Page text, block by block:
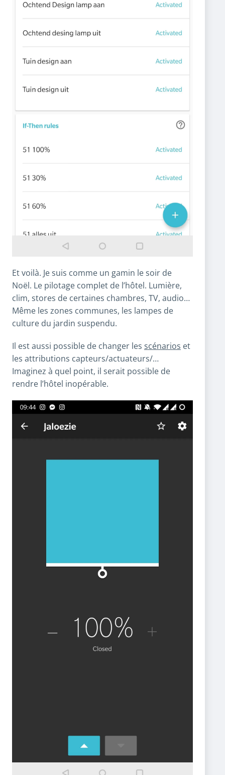
Et voilà. Je suis comme un gamin le soir de
Noël. Le pilotage complet de l’hôtel. Lumière,
clim, stores de certaines chambres, TV, audio…
Même les zones communes, les lampes de
culture du jardin suspendu.
Il est aussi possible de changer les scénarios et
les attributions capteurs/actuateurs/…
Imaginez à quel point, il serait possible de
rendre l’hôtel inopérable.